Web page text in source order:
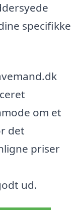
specifikke
om et
det
priser
ud.